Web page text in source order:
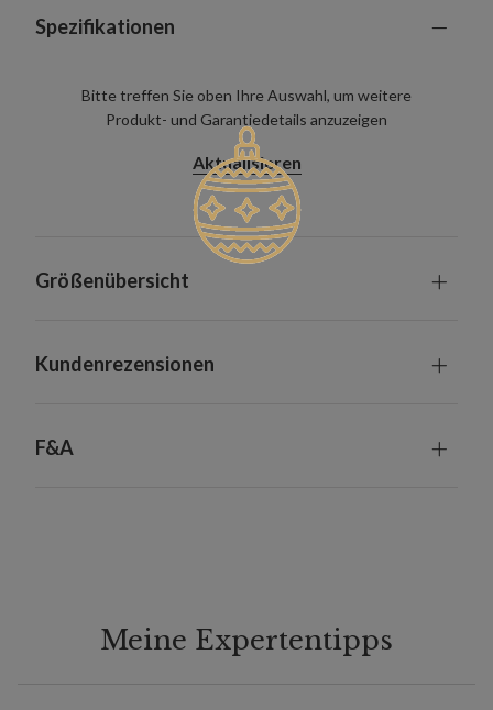
Spezifikationen
Bitte treffen Sie oben Ihre Auswahl, um weitere
Produkt- und Garantiedetails anzuzeigen
Aktualisieren
Größenübersicht
Kundenrezensionen
F&A
Meine Expertentipps